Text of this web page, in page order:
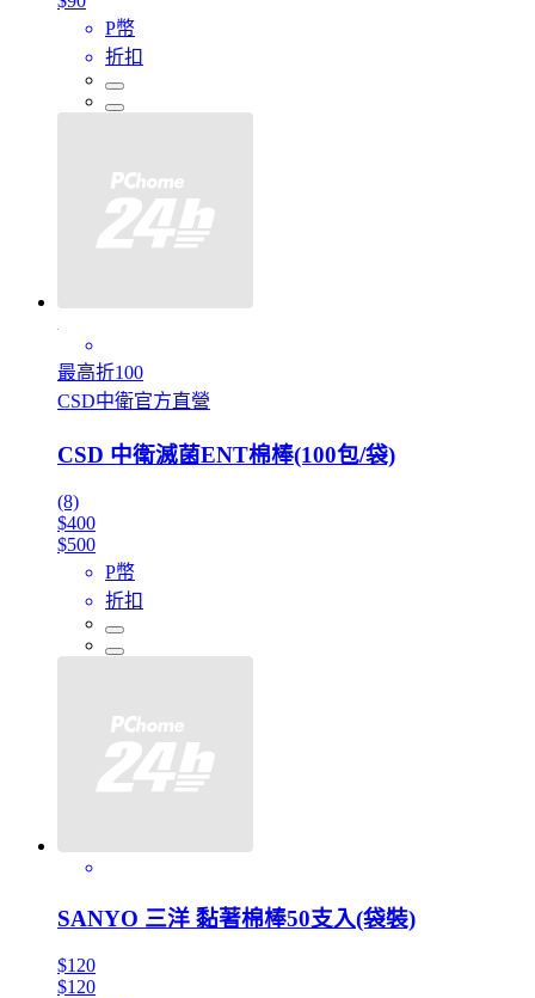
P幣
折扣
最高折100
CSD中衛官方直營
CSD 中衛滅菌ENT棉棒(100包/袋)
(8)
$400
$500
P幣
折扣
SANYO 三洋 黏著棉棒50支入(袋裝)
$120
$120